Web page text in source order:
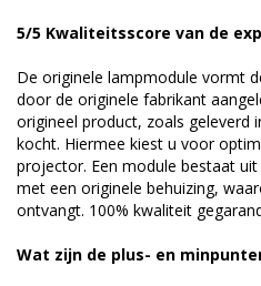
5/5 Kwaliteitsscore van de
De originele lampmodule vormt
door de originele fabrikant
origineel product, zoals geleverd
kocht. Hiermee kiest u voor
projector. Een module bestaat
met een originele behuizing,
ontvangt. 100% kwaliteit
Wat zijn de plus- en